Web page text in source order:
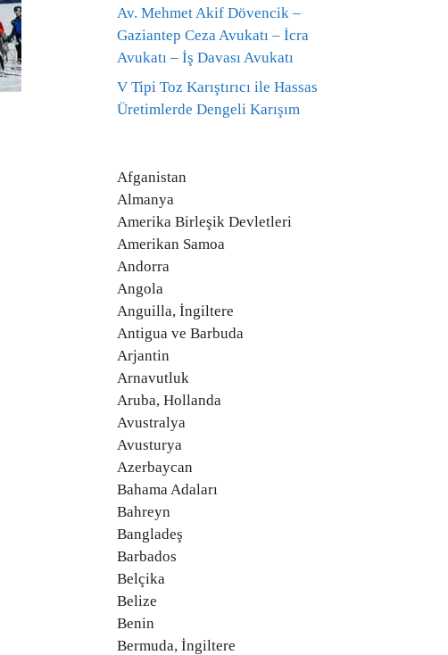
Av. Mehmet Akif Dövencik –
Gaziantep Ceza Avukatı – İcra
Avukatı – İş Davası Avukatı
V Tipi Toz Karıştırıcı ile Hassas
Üretimlerde Dengeli Karışım
Afganistan
Almanya
Amerika Birleşik Devletleri
Amerikan Samoa
Andorra
Angola
Anguilla, İngiltere
Antigua ve Barbuda
Arjantin
Arnavutluk
Aruba, Hollanda
Avustralya
Avusturya
Azerbaycan
Bahama Adaları
Bahreyn
Bangladeş
Barbados
Belçika
Belize
Benin
Bermuda, İngiltere